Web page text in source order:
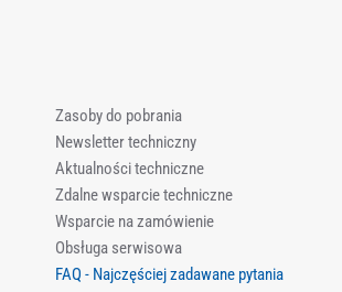
Zasoby do pobrania
Newsletter techniczny
Aktualności techniczne
Zdalne wsparcie techniczne
Wsparcie na zamówienie
Obsługa serwisowa
FAQ - Najczęściej zadawane pytania